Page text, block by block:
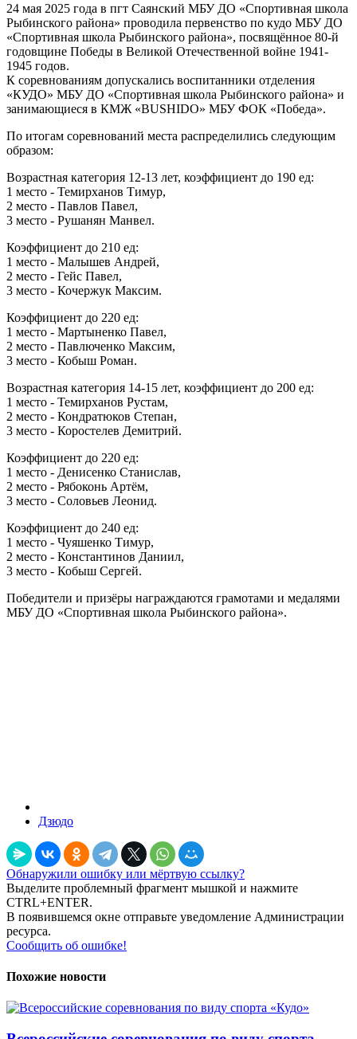
24 мая 2025 года в пгт Саянский МБУ ДО «Спортивная школа
Рыбинского района» проводила первенство по кудо МБУ ДО
«Спортивная школа Рыбинского района», посвящённое 80-й
годовщине Победы в Великой Отечественной войне 1941-
1945 годов.
К соревнованиям допускались воспитанники отделения
«КУДО» МБУ ДО «Спортивная школа Рыбинского района» и
занимающиеся в КМЖ «BUSHIDO» МБУ ФОК «Победа».
По итогам соревнований места распределились следующим
образом:
Возрастная категория 12-13 лет, коэффициент до 190 ед:
1 место - Темирханов Тимур,
2 место - Павлов Павел,
3 место - Рушанян Манвел.
Коэффициент до 210 ед:
1 место - Малышев Андрей,
2 место - Гейс Павел,
3 место - Кочержук Максим.
Коэффициент до 220 ед:
1 место - Мартыненко Павел,
2 место - Павлюченко Максим,
3 место - Кобыш Роман.
Возрастная категория 14-15 лет, коэффициент до 200 ед:
1 место - Темирханов Рустам,
2 место - Кондратюков Степан,
3 место - Коростелев Демитрий.
Коэффициент до 220 ед:
1 место - Денисенко Станислав,
2 место - Рябоконь Артём,
3 место - Соловьев Леонид.
Коэффициент до 240 ед:
1 место - Чуяшенко Тимур,
2 место - Константинов Даниил,
3 место - Кобыш Сергей.
Победители и призёры награждаются грамотами и медалями
МБУ ДО «Спортивная школа Рыбинского района».
Дзюдо
Обнаружили ошибку или мёртвую ссылку?
Выделите проблемный фрагмент мышкой и нажмите
CTRL+ENTER.
В появившемся окне отправьте уведомление Администрации
ресурса.
Сообщить об ошибке!
Похожие новости